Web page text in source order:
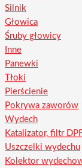
Silnik
Głowica
Śruby głowicy
Inne
Panewki
Tłoki
Pierścienie
Pokrywa zaworów
Wydech
Katalizator, filtr
Uszczelki wydechu
Kolektor